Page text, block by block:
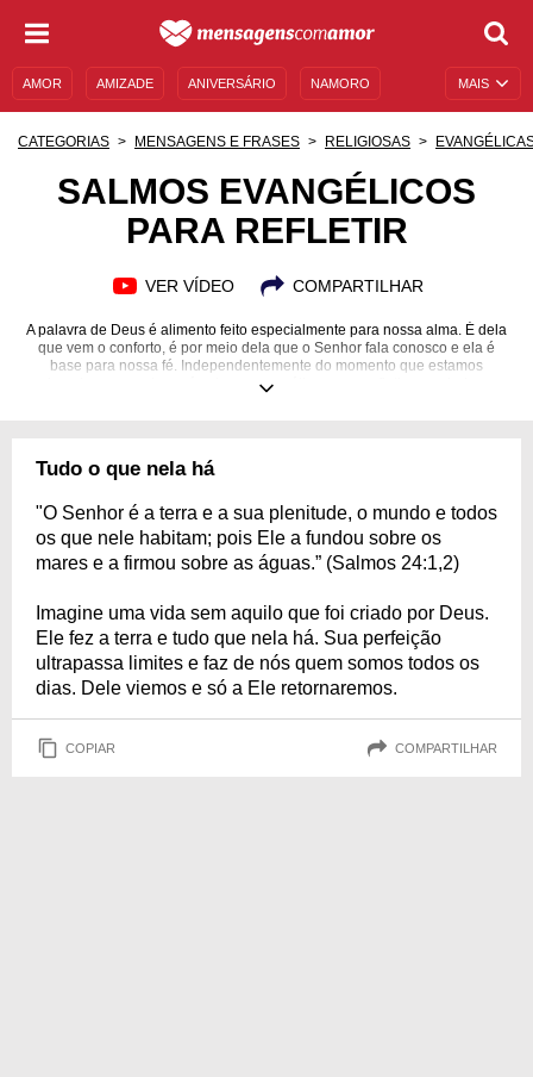
MAIS
AMOR AMIZADE ANIVERSÁRIO NAMORO
DESCULPAS
MENSAGENS E FRASES MENSAGENS DE ANIVERSÁRIO
CATEGORIAS MENSAGENS E FRASES RELIGIOSAS
SALMOS EVANGÉLICOS
PARA REFLETIR
VER VÍDEO COMPARTILHAR
A palavra de Deus é alimento feito especialmente para nossa alma. É dela
que vem o conforto, é por meio dela que o Senhor fala conosco e ela é
base para nossa fé. Independentemente do momento que estamos
vivendo, sempre haverá salmos evangélicos para refletir, nos ajudar a
compartilhe um dos salmos evangélicos para refletir que selecionamos e
Tudo o que nela há
"O Senhor é a terra e a sua plenitude, o mundo e todos
os que nele habitam; pois Ele a fundou sobre os
mares e a firmou sobre as águas.” (Salmos 24:1,2)
Imagine uma vida sem aquilo que foi criado por Deus.
Ele fez a terra e tudo que nela há. Sua perfeição
ultrapassa limites e faz de nós quem somos todos os
dias. Dele viemos e só a Ele retornaremos.
COPIAR COMPARTILHAR